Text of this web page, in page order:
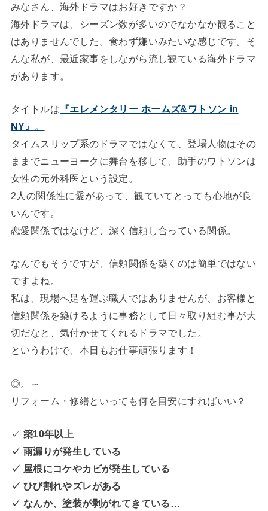
みなさん、海外ドラマはお好きですか？
海外ドラマは、シーズン数が多いのでなかなか観ること
はありませんでした。食わず嫌いみたいな感じです。そ
んな私が、最近家事をしながら流し観ている海外ドラマ
があります。
タイトルは 『エレメンタリー ホームズ&ワトソン in
NY』。
タイムスリップ系のドラマではなくて、登場人物はその
ままでニューヨークに舞台を移して、助手のワトソンは
女性の元外科医という設定。
2人の関係性に愛があって、観ていてとっても心地が良
いんです。
恋愛関係ではなけど、深く信頼し合っている関係。
なんでもそうですが、信頼関係を築くのは簡単ではない
ですよね。
私は、現場へ足を運ぶ職人ではありませんが、お客様と
信頼関係を築けるように事務として日々取り組む事が大
切だなと、気付かせてくれるドラマでした。
というわけで、本日もお仕事頑張ります！
◎。～
リフォーム・修繕といっても何を目安にすればいい？
✓ 築10年以上
✓ 雨漏りが発生している
✓ 屋根にコケやカビが発生している
✓ ひび割れやズレがある
✓ なんか、塗装が剥がれてきている…